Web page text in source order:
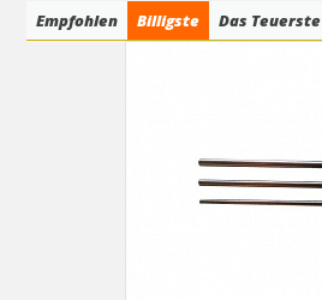
Empfohlen Billigste Das Teuerste